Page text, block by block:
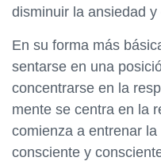
disminuir la ansiedad y
En su forma más
sentarse en una
concentrarse en la
mente se centra en la
comienza a entrenar
consciente y